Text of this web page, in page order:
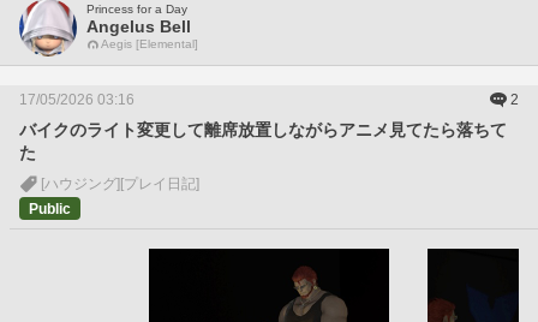
Princess for a Day
Angelus Bell
Aegis [Elemental]
17/05/2026 03:16 2
バイクのライト変更して離席放置しながらアニメ見てたら落ちて
た
[ハウジング] [プレイ日記]
Public